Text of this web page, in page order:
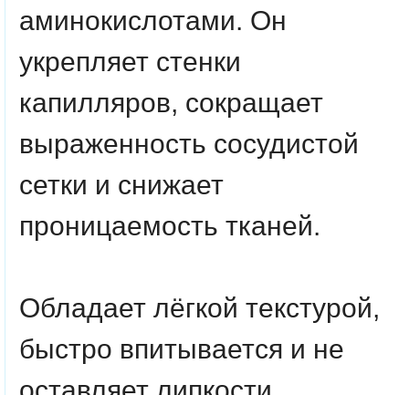
аминокислотами. Он
укрепляет стенки
капилляров, сокращает
выраженность сосудистой
сетки и снижает
проницаемость тканей.
Обладает лёгкой текстурой,
быстро впитывается и не